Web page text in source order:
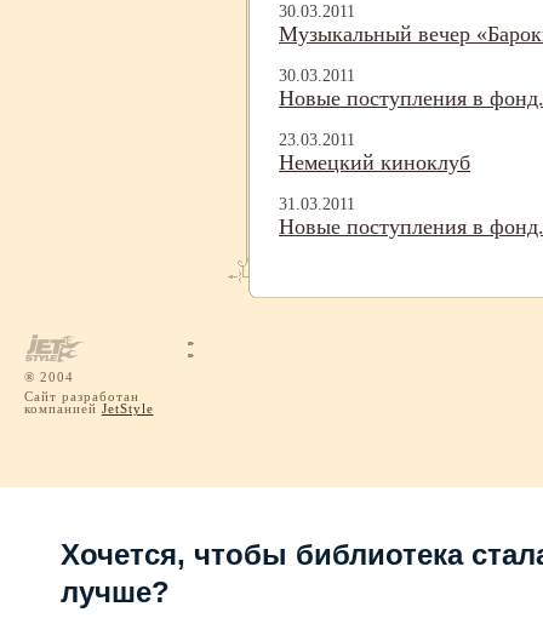
30.03.2011
Музыкальный вечер
30.03.2011
Новые поступления в
23.03.2011
Немецкий киноклуб
31.03.2011
Новые поступления в
® 2004
Сайт разработан
компанией JetStyle
Хочется, чтобы библиотека
лучше?